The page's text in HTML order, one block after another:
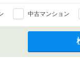
中古マンション